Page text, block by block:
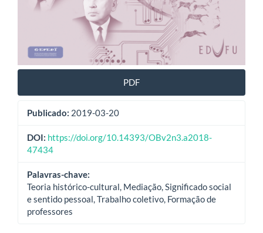
PDF
Publicado: 2019-03-20
DOI: https://doi.org/10.14393/OBv2n3.a2018-
47434
Palavras-chave:
Teoria histórico-cultural, Mediação, Significado social
e sentido pessoal, Trabalho coletivo, Formação de
professores